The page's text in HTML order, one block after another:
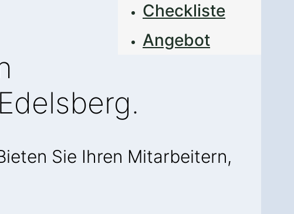
Checkliste
Angebot
Sie Ihren Mitarbeitern,